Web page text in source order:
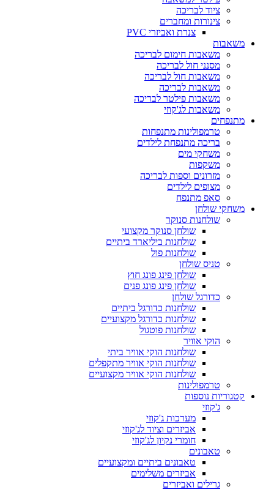
ציוד לבריכה
צינורות ומחברים
צנרת ואביזרי PVC
משאבות
משאבות חימום לבריכה
מסנני חול לבריכה
משאבות חול לבריכה
משאבות לבריכה
משאבות פילטר לבריכה
משאבות לג'קוזי
מתנפחים
טרמפולינות מתנפחות
בריכה מתנפחת לילדים
משחקי מים
משקפות
מזרונים וספות לבריכה
מצופים לילדים
סאפ מתנפח
משחקי שולחן
שולחנות סנוקר
שולחן סנוקר מקצועי
שולחנות ביליארד ביתיים
שולחנות פול
טניס שולחן
שולחן פינג פונג חוץ
שולחן פינג פונג פנים
כדורגל שולחן
שולחנות כדורגל ביתיים
שולחנות כדורגל מקצועיים
שולחנות פוטגול
הוקי אוויר
שולחנות הוקי אוויר ביתי
שולחנות הוקי אוויר מתקפלים
שולחנות הוקי אוויר מקצועיים
טרמפולינות
קטגוריות נוספות
ג'קוזי
מערכות ג'קוזי
אביזרים וציוד לג'קוזי
חומרי נקיון לג'קוזי
טאבונים
טאבונים ביתיים ומקצועיים
אביזרים משלימים
גרילים ואביזרים